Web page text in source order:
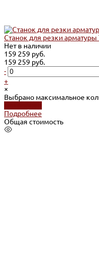
Станок для резки арматуры
Нет в наличии
159 259 руб.
159 259 руб.
-
+
×
Выбрано максимальное
Подробнее
Общая стоимость